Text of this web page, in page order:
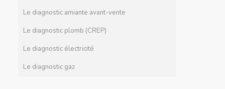
Le diagnostic amiante avant-vente
Le diagnostic plomb (CREP)
Le diagnostic électricité
Le diagnostic gaz